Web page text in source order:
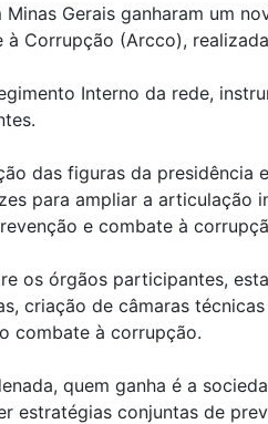
Gerais ganharam um
Corrupção (Arcco),
Interno da rede,
das figuras da
para ampliar a
e combate à
os órgãos participantes,
criação de câmaras
combate à corrupção.
quem ganha é a
estratégias conjuntas de